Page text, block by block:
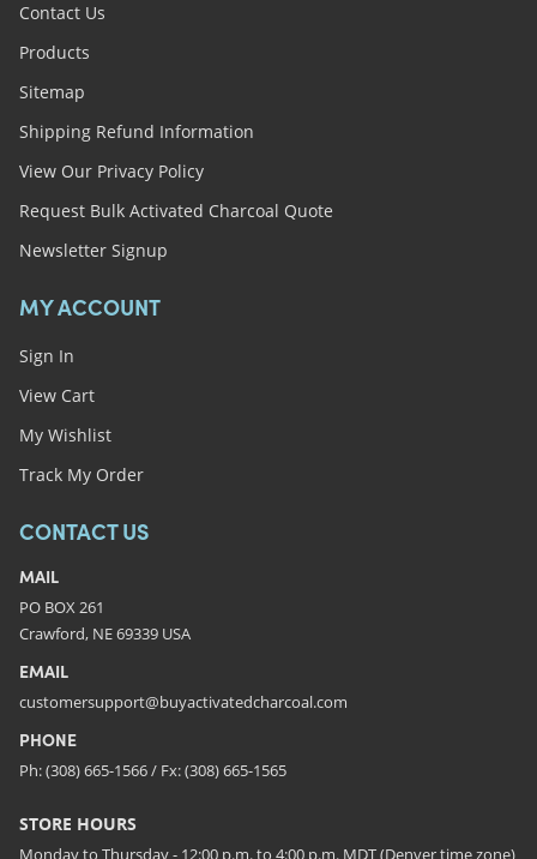
Contact Us
Products
Sitemap
Shipping Refund Information
View Our Privacy Policy
Request Bulk Activated Charcoal Quote
Newsletter Signup
MY ACCOUNT
Sign In
View Cart
My Wishlist
Track My Order
CONTACT US
MAIL
PO BOX 261
Crawford, NE 69339 USA
EMAIL
customersupport@buyactivatedcharcoal.com
PHONE
Ph: (308) 665-1566 / Fx: (308) 665-1565
STORE HOURS
Monday to Thursday - 12:00 p.m. to 4:00 p.m. MDT (Denver time zone)